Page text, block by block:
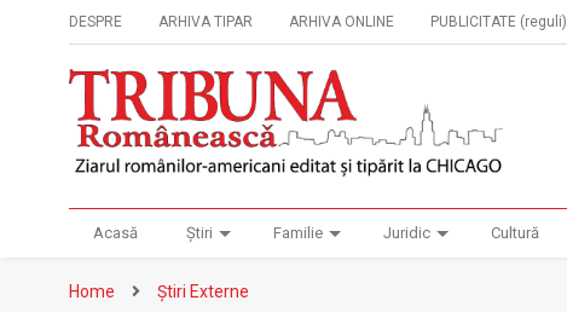
DESPRE ARHIVA TIPAR ARHIVA ONLINE PUBLICITATE (reguli)
Acasă Știri Familie Juridic Cultură
Home Știri Externe